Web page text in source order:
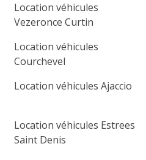
Location véhicules
Vezeronce Curtin
Location véhicules
Courchevel
Location véhicules Ajaccio
Location véhicules Estrees
Saint Denis